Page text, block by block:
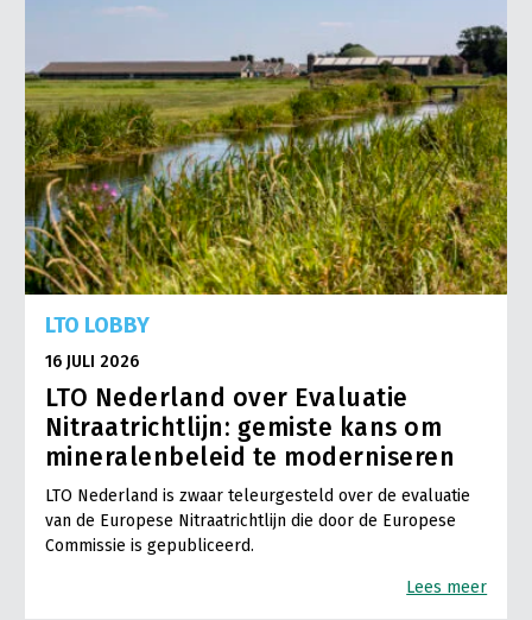
LTO LOBBY
16 JULI 2026
LTO Nederland over Evaluatie
Nitraatrichtlijn: gemiste kans om
mineralenbeleid te moderniseren
LTO Nederland is zwaar teleurgesteld over de evaluatie
van de Europese Nitraatrichtlijn die door de Europese
Commissie is gepubliceerd.
Lees meer